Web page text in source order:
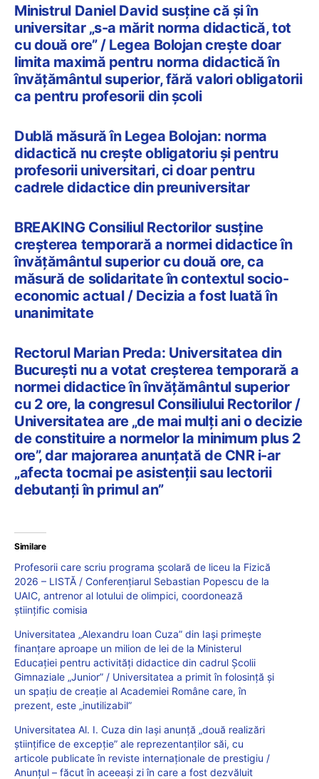
Ministrul Daniel David susține că și în
universitar „s-a mărit norma didactică, tot
cu două ore” / Legea Bolojan crește doar
limita maximă pentru norma didactică în
învățământul superior, fără valori obligatorii
ca pentru profesorii din școli
Dublă măsură în Legea Bolojan: norma
didactică nu crește obligatoriu și pentru
profesorii universitari, ci doar pentru
cadrele didactice din preuniversitar
BREAKING Consiliul Rectorilor susține
creșterea temporară a normei didactice în
învățământul superior cu două ore, ca
măsură de solidaritate în contextul socio-
economic actual / Decizia a fost luată în
unanimitate
Rectorul Marian Preda: Universitatea din
București nu a votat creșterea temporară a
normei didactice în învățământul superior
cu 2 ore, la congresul Consiliului Rectorilor /
Universitatea are „de mai mulți ani o decizie
de constituire a normelor la minimum plus 2
ore”, dar majorarea anunțată de CNR i-ar
„afecta tocmai pe asistenții sau lectorii
debutanți în primul an”
Similare
Profesorii care scriu programa școlară de liceu la Fizică
2026 – LISTĂ / Conferențiarul Sebastian Popescu de la
UAIC, antrenor al lotului de olimpici, coordonează
științific comisia
Universitatea „Alexandru Ioan Cuza” din Iași primește
finanțare aproape un milion de lei de la Ministerul
Educației pentru activități didactice din cadrul Școlii
Gimnaziale „Junior” / Universitatea a primit în folosință și
un spațiu de creație al Academiei Române care, în
prezent, este „inutilizabil”
Universitatea Al. I. Cuza din Iași anunță „două realizări
științifice de excepție” ale reprezentanților săi, cu
articole publicate în reviste internaționale de prestigiu /
Anunțul – făcut în aceeași zi în care a fost dezvăluit